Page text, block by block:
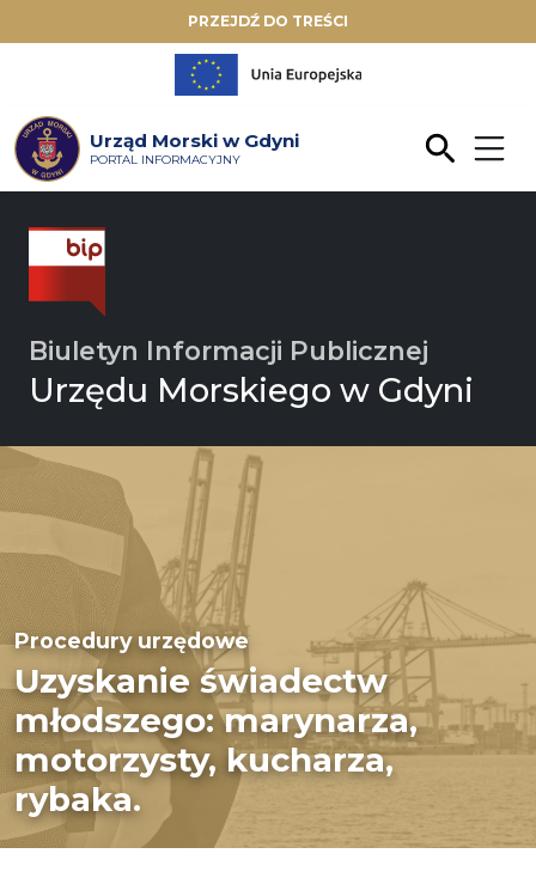
PRZEJDŹ DO TREŚCI
Urząd Morski w Gdyni
PORTAL INFORMACYJNY
Biuletyn Informacji Publicznej
Urzędu Morskiego w Gdyni
Procedury urzędowe
Uzyskanie świadectw
młodszego: marynarza,
motorzysty, kucharza,
rybaka.